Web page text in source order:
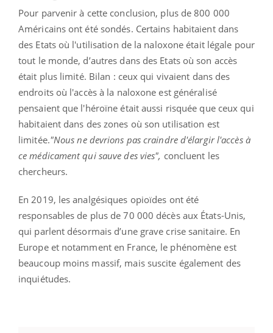
Pour parvenir à cette conclusion, plus de 800 000
Américains ont été sondés. Certains habitaient dans
des Etats où l'utilisation de la naloxone était légale pour
tout le monde, d’autres dans des Etats où son accès
était plus limité. Bilan : ceux qui vivaient dans des
endroits où l'accès à la naloxone est généralisé
pensaient que l'héroïne était aussi risquée que ceux qui
habitaient dans des zones où son utilisation est
limitée."Nous ne devrions pas craindre d'élargir l'accès à
ce médicament qui sauve des vies", concluent les
chercheurs.
En 2019, les analgésiques opioïdes ont été
responsables de plus de 70 000 décès aux États-Unis,
qui parlent désormais d’une grave crise sanitaire. En
Europe et notamment en France, le phénomène est
beaucoup moins massif, mais suscite également des
inquiétudes.